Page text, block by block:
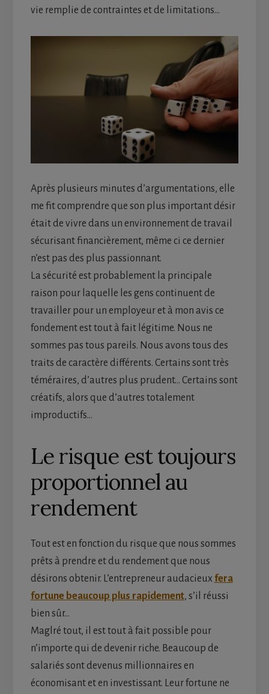
vie remplie de contraintes et de limitations…
Après plusieurs minutes d’argumentations, elle
me fit comprendre que son plus important désir
était de vivre dans un environnement de travail
sécurisant financièrement, même ci ce dernier
n’est pas des plus passionnant.
La sécurité est probablement la principale
raison pour laquelle les gens continuent de
travailler pour un employeur et à mon avis ce
fondement est tout à fait légitime. Nous ne
sommes pas tous pareils. Nous avons tous des
traits de caractère différents. Certains sont très
téméraires, d’autres plus prudent… Certains sont
créatifs, alors que d’autres totalement
improductifs…
Le risque est toujours
proportionnel au
rendement
Tout est en fonction du risque que nous sommes
prêts à prendre et du rendement que nous
désirons obtenir. L’entrepreneur audacieux fera
fortune beaucoup plus rapidement, s’il réussi
bien sûr…
Maglré tout, il est tout à fait possible pour
n’importe qui de devenir riche. Beaucoup de
salariés sont devenus millionnaires en
économisant et en investissant. Leur fortune ne